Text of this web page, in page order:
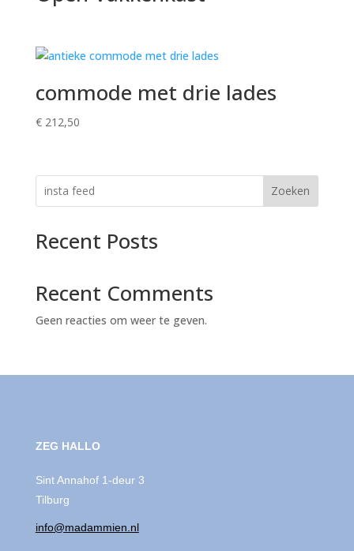
commode met drie lades
€212,50
Zoeken
Recent Posts
Recent Comments
Geen reacties om weer te geven.
ZEG HALLO
Sint Annahof 1-deur 3
Tilburg
info@madammien.nl